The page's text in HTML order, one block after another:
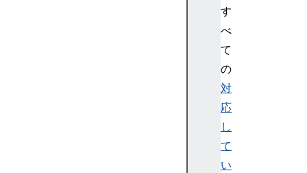
す
べ
て
の
対
応
し
て
い